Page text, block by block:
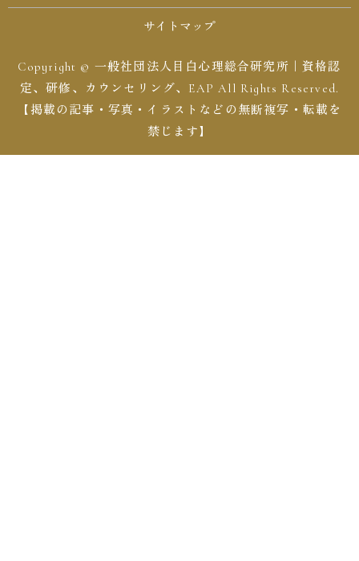
サイトマップ
Copyright © 一般社団法人目白心理総合研究所｜資格認
定、研修、カウンセリング、EAP All Rights Reserved.
【掲載の記事・写真・イラストなどの無断複写・転載を
禁じます】